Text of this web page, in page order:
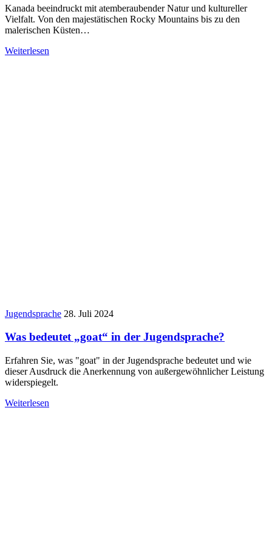
Kanada beeindruckt mit atemberaubender Natur und kultureller
Vielfalt. Von den majestätischen Rocky Mountains bis zu den
malerischen Küsten…
Weiterlesen
Jugendsprache 28. Juli 2024
Was bedeutet „goat“ in der Jugendsprache?
Erfahren Sie, was "goat" in der Jugendsprache bedeutet und wie
dieser Ausdruck die Anerkennung von außergewöhnlicher Leistung
widerspiegelt.
Weiterlesen